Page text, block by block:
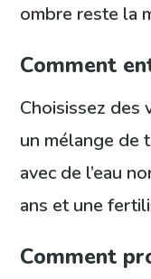
ombre reste la
Comment
Choisissez des
un mélange de
avec de l’eau
ans et une
Comment